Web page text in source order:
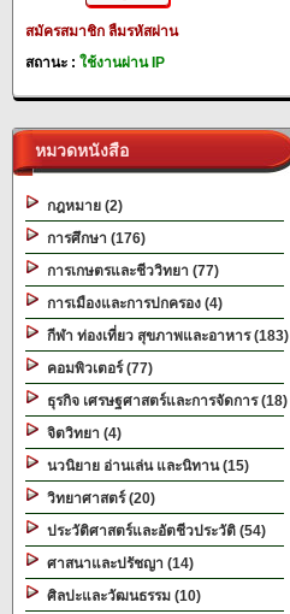
สมัครสมาชิก ลืมรหัสผ่าน
สถานะ : ใช้งานผ่าน IP
หมวดหนังสือ
กฎหมาย (2)
การศึกษา (176)
การเกษตรและชีววิทยา (77)
การเมืองและการปกครอง (4)
กีฬา ท่องเที่ยว สุขภาพและอาหาร (183)
คอมพิวเตอร์ (77)
ธุรกิจ เศรษฐศาสตร์และการจัดการ (18)
จิตวิทยา (4)
นวนิยาย อ่านเล่น และนิทาน (15)
วิทยาศาสตร์ (20)
ประวัติศาสตร์และอัตชีวประวัติ (54)
ศาสนาและปรัชญา (14)
ศิลปะและวัฒนธรรม (10)